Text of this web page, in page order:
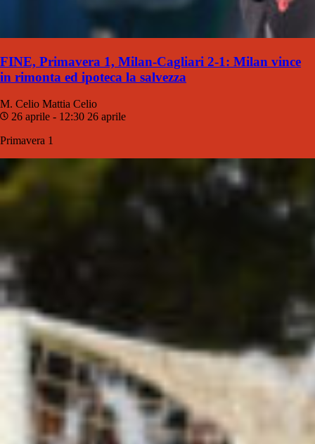
FINE, Primavera 1, Milan-Cagliari 2-1: Milan vince
in rimonta ed ipoteca la salvezza
M. Celio Mattia Celio
26 aprile - 12:30 26 aprile
Primavera 1